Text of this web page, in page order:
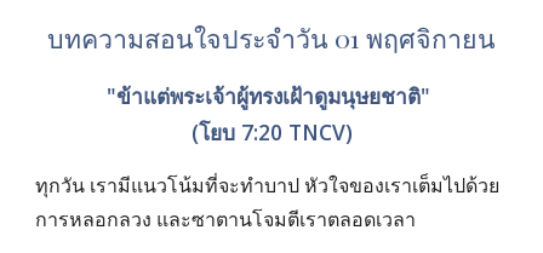
บทความสอนใจประจำวัน 01 พฤศจิกายน
"ข้าแต่พระเจ้าผู้ทรงเฝ้าดูมนุษยชาติ"
(โยบ 7:20 TNCV)
ทุกวัน เรามีแนวโน้มที่จะทำบาป หัวใจของเราเต็มไปด้วย
การหลอกลวง และซาตานโจมตีเราตลอดเวลา